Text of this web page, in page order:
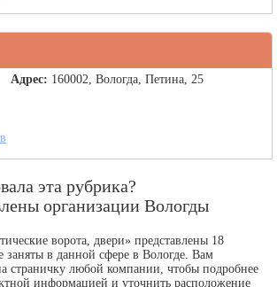
Адрес: 160002, Вологда, Петина, 25
эта рубрика?
организации Вологды
ворота, двери» представлены 18
заняты в данной сфере в Вологде. Вам
страничку любой компании, чтобы подробнее
информацией и уточнить расположение